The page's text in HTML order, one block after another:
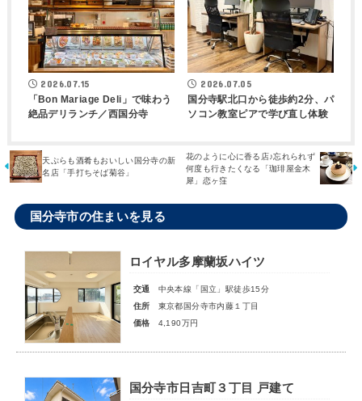
2026.07.15
「Bon Mariage Deli」で味わう
絶品デリランチ／西国分寺
2026.07.05
国分寺駅北口から徒歩約2分、パ
ソコン教室ピアで学び直し体験
天ぷらも酒肴もおいしい国分寺の新
名店「手打ちそば菊谷」
花のように心に香る店♪忘れられず
何度も行きたくなる「珈琲屋金木
犀」恋ヶ窪
国分寺市の住まいを見る
ロイヤル多摩蘭坂ハイツ
交通
中央本線「国立」駅徒歩15分
住所
東京都国分寺市内藤１丁目
価格
4,190万円
国分寺市日吉町３丁目 戸建て